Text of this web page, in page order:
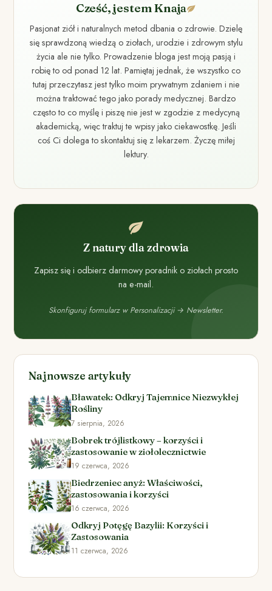
Cześć, jestem Knaja
Pasjonat ziół i naturalnych metod dbania o zdrowie. Dzielę
się sprawdzoną wiedzą o ziołach, urodzie i zdrowym stylu
życia ale nie tylko. Prowadzenie bloga jest moją pasją i
robię to od ponad 12 lat. Pamiętaj jednak, że wszystko co
tutaj przeczytasz jest tylko moim prywatnym zdaniem i nie
można traktować tego jako porady medycznej. Bardzo
często to co myślę i piszę nie jest w zgodzie z medycyną
akademicką, więc traktuj te wpisy jako ciekawostkę. Jeśli
coś Ci dolega to skontaktuj się z lekarzem. Życzę miłej
lektury.
Z natury dla zdrowia
Zapisz się i odbierz darmowy poradnik o ziołach prosto
na e-mail.
Skonfiguruj formularz w Personalizacji → Newsletter.
Najnowsze artykuły
Bławatek: Odkryj Tajemnice Niezwykłej
Rośliny
7 sierpnia, 2026
Bobrek trójlistkowy – korzyści i
zastosowanie w ziołolecznictwie
19 czerwca, 2026
Biedrzeniec anyż: Właściwości,
zastosowania i korzyści
16 czerwca, 2026
Odkryj Potęgę Bazylii: Korzyści i
Zastosowania
11 czerwca, 2026